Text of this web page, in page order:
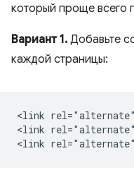
который проще всего
Вариант 1. Добавьте
каждой страницы:
<link
<link